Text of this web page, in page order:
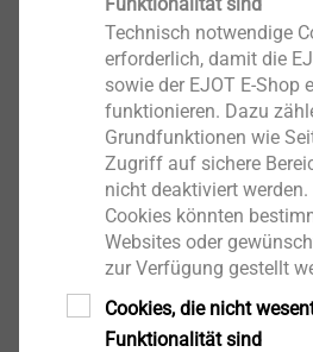
Produkt
3-8,0xL
Kalotte
Technisch notwendige
erforderlich, damit die
sowie der EJOT E-Shop
funktionieren. Dazu
Grundfunktionen wie
Zugriff auf sichere
nicht deaktiviert werden.
Cookies könnten
Websites oder
zur Verfügung gestellt
Cookies, die nicht
Funktionalität sind